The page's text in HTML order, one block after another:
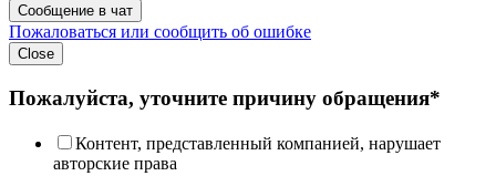
Сообщение в чат
Пожаловаться или сообщить об ошибке
Close
Пожалуйста, уточните причину обращения*
Контент, представленный компанией, нарушает
авторские права